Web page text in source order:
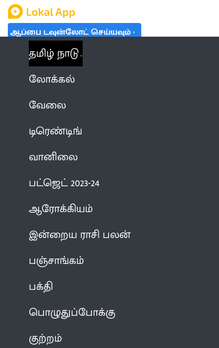
ஆப்பை டவுன்லோட் செய்யவும்
தமிழ் நாடு
லோக்கல்
வேலை
டிரெண்டிங்
வானிலை
பட்ஜெட் 2023-24
ஆரோக்கியம்
இன்றைய ராசி பலன்
பஞ்சாங்கம்
பக்தி
பொழுதுப்போக்கு
குற்றம்